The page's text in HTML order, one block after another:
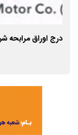
درج اوراق مرابحه